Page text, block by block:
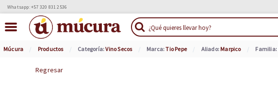
Whatsapp: +57 320 831 2536
Múcura Productos Categoría:Vino Secos Marca:Tio Pepe Aliado: Marpico Familia:
Regresar